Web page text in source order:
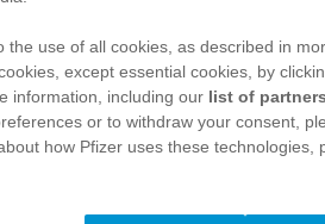
bleiben Arzt oder Ärztin und
Pharmakonzern mit
und Behandlung von
the use of all cookies, as described in
except essential cookies, by
information, including our list of partners
or to withdraw your consent,
how Pfizer uses these technologies,